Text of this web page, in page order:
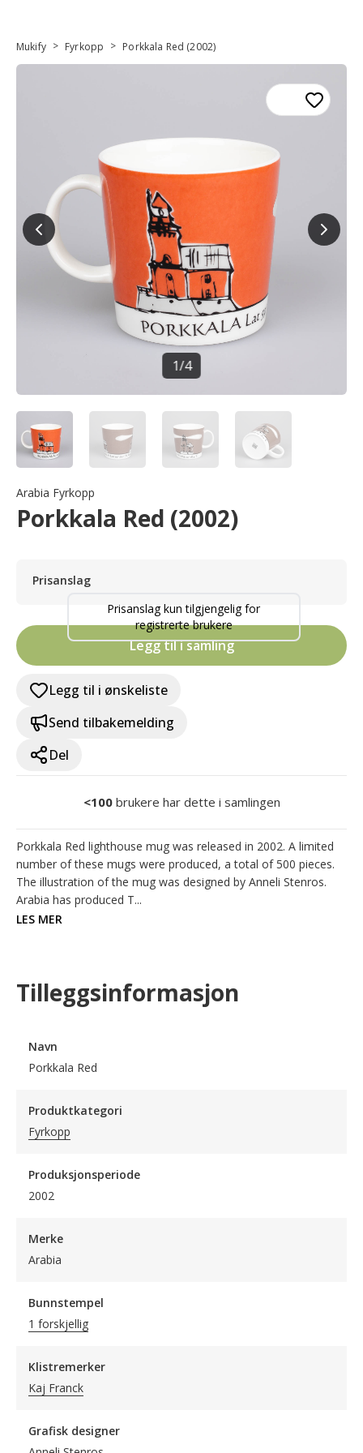
Mukify > Fyrkopp > Porkkala Red (2002)
1/4
Arabia Fyrkopp
Porkkala Red (2002)
Prisanslag
Prisanslag kun tilgjengelig for
registrerte brukere
Legg til i samling
Legg til i ønskeliste
Send tilbakemelding
Del
<100 brukere har dette i samlingen
Porkkala Red lighthouse mug was released in 2002. A limited
number of these mugs were produced, a total of 500 pieces.
The illustration of the mug was designed by Anneli Stenros.
Arabia has produced T...
LES MER
Tilleggsinformasjon
Navn
Porkkala Red
Produktkategori
Fyrkopp
Produksjonsperiode
2002
Merke
Arabia
Bunnstempel
1 forskjellig
Klistremerker
Kaj Franck
Grafisk designer